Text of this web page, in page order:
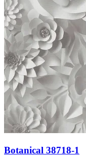
Botanical 38718-1